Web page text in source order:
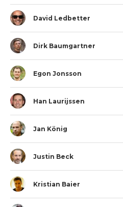
David Ledbetter
Dirk Baumgartner
Egon Jonsson
Han Laurijssen
Jan König
Justin Beck
Kristian Baier